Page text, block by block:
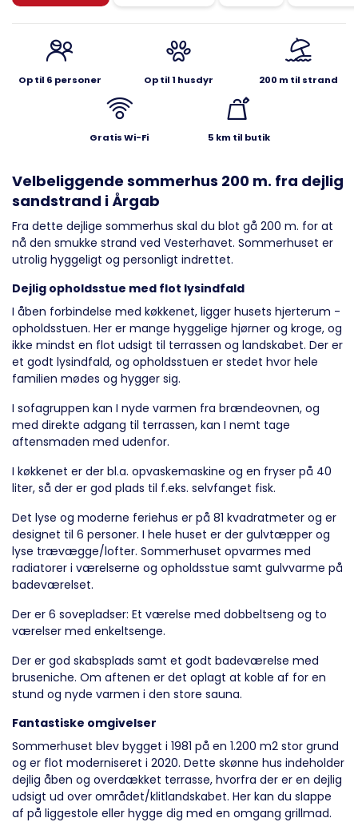
Op til 6 personer Op til 1 husdyr 200 m til strand
Gratis Wi-Fi 5 km til butik
Velbeliggende sommerhus 200 m. fra dejlig
sandstrand i Årgab
Fra dette dejlige sommerhus skal du blot gå 200 m. for at
nå den smukke strand ved Vesterhavet. Sommerhuset er
utrolig hyggeligt og personligt indrettet.
Dejlig opholdsstue med flot lysindfald
I åben forbindelse med køkkenet, ligger husets hjerterum -
opholdsstuen. Her er mange hyggelige hjørner og kroge, og
ikke mindst en flot udsigt til terrassen og landskabet. Der er
et godt lysindfald, og opholdsstuen er stedet hvor hele
familien mødes og hygger sig.
I sofagruppen kan I nyde varmen fra brændeovnen, og
med direkte adgang til terrassen, kan I nemt tage
aftensmaden med udenfor.
I køkkenet er der bl.a. opvaskemaskine og en fryser på 40
liter, så der er god plads til f.eks. selvfanget fisk.
Det lyse og moderne feriehus er på 81 kvadratmeter og er
designet til 6 personer. I hele huset er der gulvtæpper og
lyse trævægge/lofter. Sommerhuset opvarmes med
radiatorer i værelserne og opholdsstue samt gulvvarme på
badeværelset.
Der er 6 sovepladser: Et værelse med dobbeltseng og to
værelser med enkeltsenge.
Der er god skabsplads samt et godt badeværelse med
bruseniche. Om aftenen er det oplagt at koble af for en
stund og nyde varmen i den store sauna.
Fantastiske omgivelser
Sommerhuset blev bygget i 1981 på en 1.200 m2 stor grund
og er flot moderniseret i 2020. Dette skønne hus indeholder
dejlig åben og overdækket terrasse, hvorfra der er en dejlig
udsigt ud over området/klitlandskabet. Her kan du slappe
af på liggestole eller hygge dig med en omgang grillmad.